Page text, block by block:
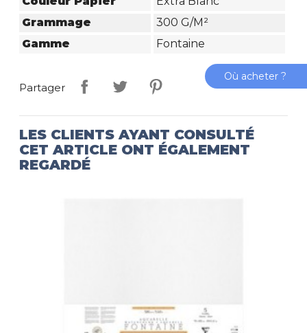
Grammage
300 G/m²
Gamme
Fontaine
Partager
LES CLIENTS AYANT CONSULTÉ
CET ARTICLE ONT ÉGALEMENT
REGARDÉ
Où acheter ?